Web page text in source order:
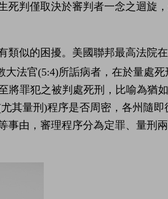
死判僅取決於審判者一念之迴旋
類似的困擾。美國聯邦最高法院
大法官(5:4)所詬病者，在於量處死
將罪犯之被判處死刑，比喻為猶
其量刑)程序是否周密，各州隨即
事由，審理程序分為定罪、量刑